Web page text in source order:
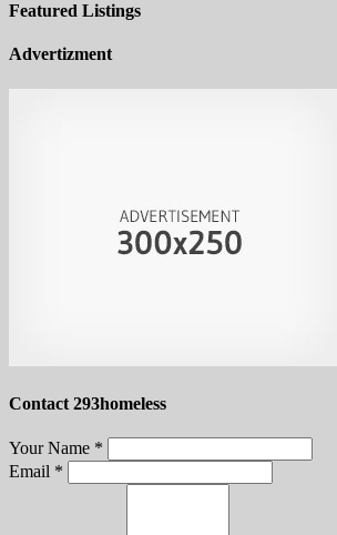
Featured Listings
Advertizment
Contact 293homeless
Your Name *
Email *